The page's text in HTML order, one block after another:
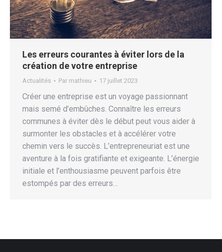
Les erreurs courantes à éviter lors de la
création de votre entreprise
Actualités Par mathieu 17 juillet 2023
Créer une entreprise est un voyage passionnant
mais semé d’embûches. Connaître les erreurs
communes à éviter dès le début peut vous aider à
surmonter les obstacles et à accélérer votre
chemin vers le succès. L’entrepreneuriat est une
aventure à la fois gratifiante et exigeante. L’énergie
initiale et l’enthousiasme peuvent parfois être
estompés par des erreurs…